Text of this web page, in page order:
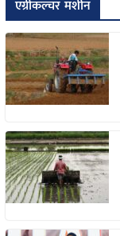
एग्रीकल्चर मशीन